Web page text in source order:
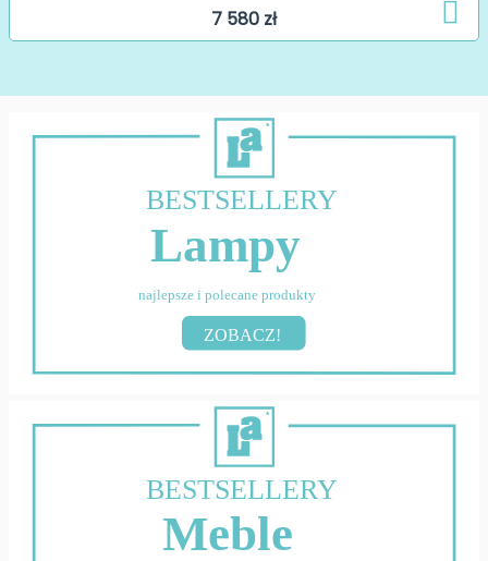
7 580 zł
BESTSELLERY
Lampy
najlepsze i polecane produkty
ZOBACZ!
BESTSELLERY
Meble